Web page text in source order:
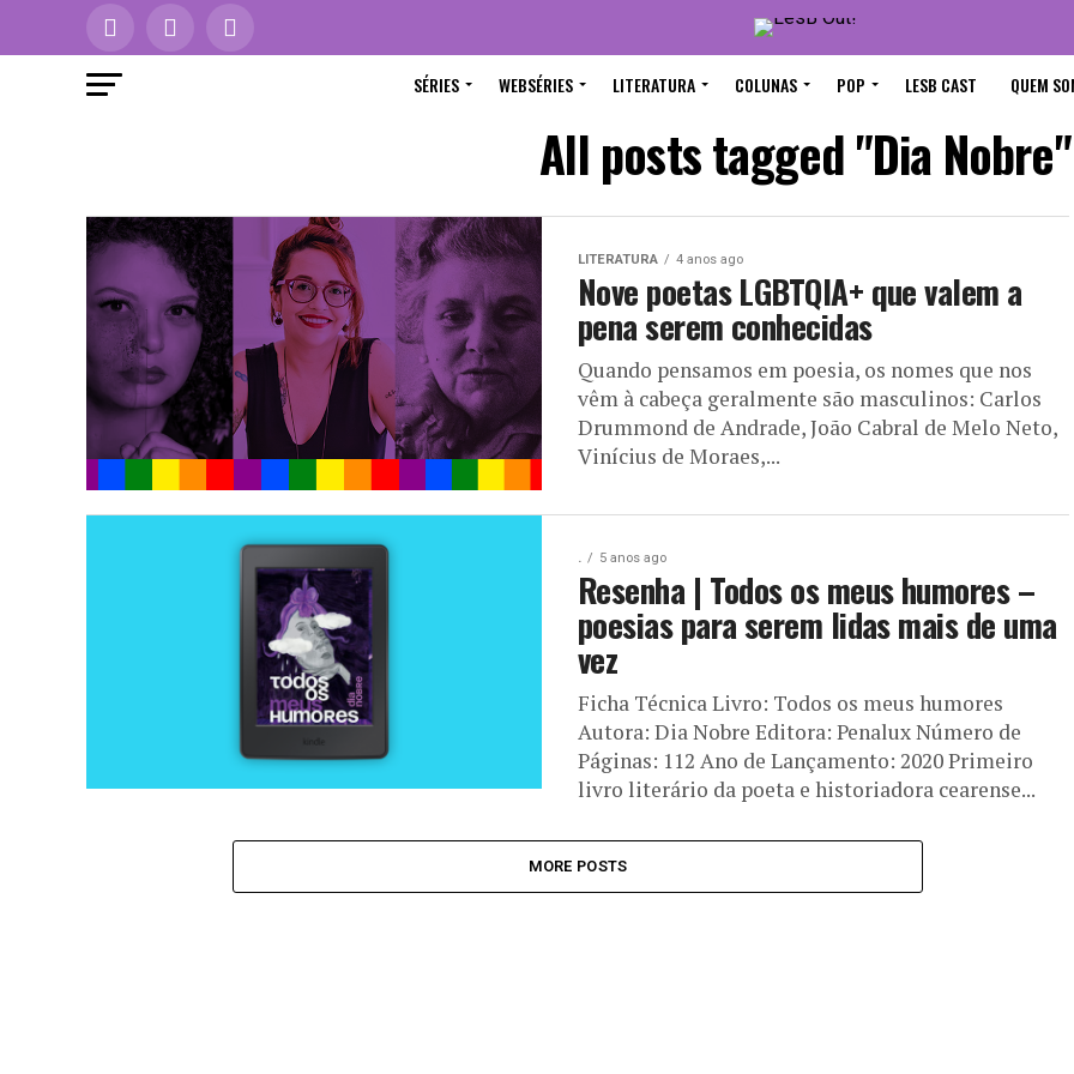
SÉRIES WEBSÉRIES LITERATURA COLUNAS POP LESB CAST QUEM
All posts tagged "Dia Nobre"
LITERATURA 4 anos ago
Nove poetas LGBTQIA+ que valem a
pena serem conhecidas
Quando pensamos em poesia, os nomes que nos
vêm à cabeça geralmente são masculinos: Carlos
Drummond de Andrade, João Cabral de Melo Neto,
Vinícius de Moraes,...
. 5 anos ago
Resenha | Todos os meus humores –
poesias para serem lidas mais de uma
vez
Ficha Técnica Livro: Todos os meus humores
Autora: Dia Nobre Editora: Penalux Número de
Páginas: 112 Ano de Lançamento: 2020 Primeiro
livro literário da poeta e historiadora cearense...
MORE POSTS